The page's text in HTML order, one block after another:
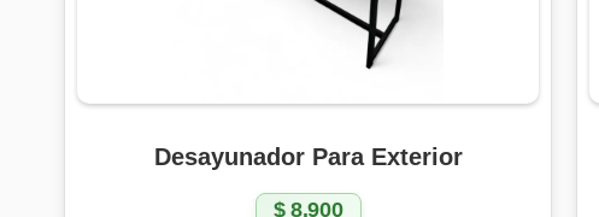
Desayunador Para Exterior
$8.900